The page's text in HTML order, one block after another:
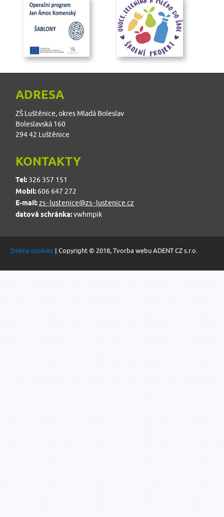
ADRESA
ZŠ Luštěnice, okres Mladá Boleslav
Boleslavská 160
294 42 Luštěnice
KONTAKTY
Tel: 326 357 151
Mobil: 606 647 272
E-mail:zs−lustenice@zs−lustenice.cz
datová schránka:vwhmpik
Změna cookies| Copyright © 2018, Tvorba webu ADENT CZ s.r.o.